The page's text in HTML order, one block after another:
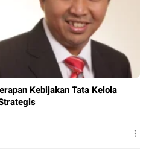
Kebijakan Tata Kelola